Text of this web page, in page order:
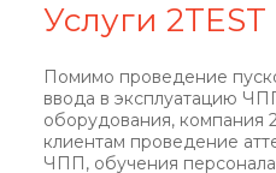
Услуги 2TEST
Помимо проведение
ввода в эксплуатацию
оборудования, компания
клиентам проведение
ЧПП, обучения